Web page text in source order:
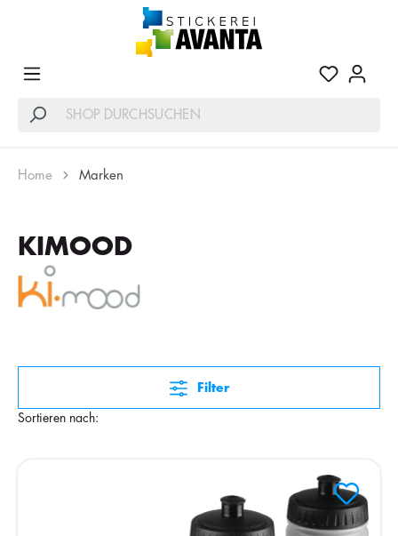
Home Marken
KIMOOD
Filter
Sortieren nach: